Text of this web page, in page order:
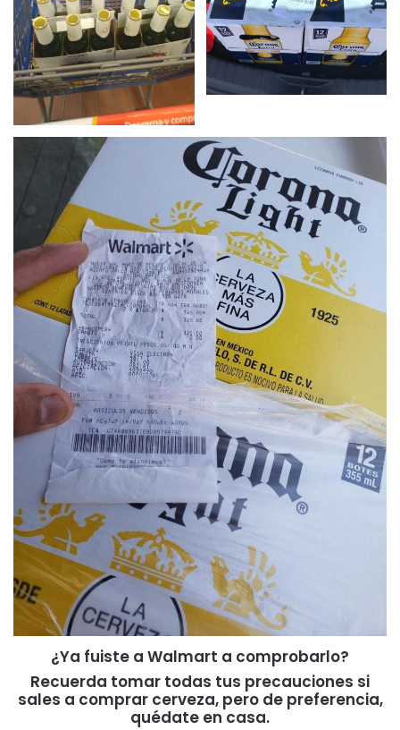
¿Ya fuiste a Walmart a comprobarlo?
Recuerda tomar todas tus precauciones si
sales a comprar cerveza, pero de preferencia,
quédate en casa.